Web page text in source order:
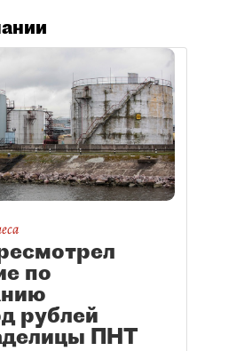
по
рублей
ПНТ